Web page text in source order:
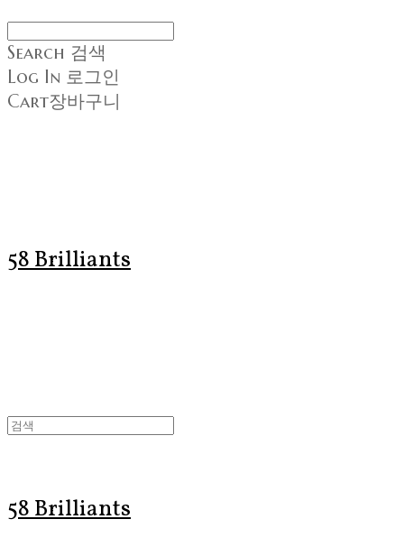
Search 검색
Log In 로그인
Cart장바구니
58 Brilliants
58 Brilliants